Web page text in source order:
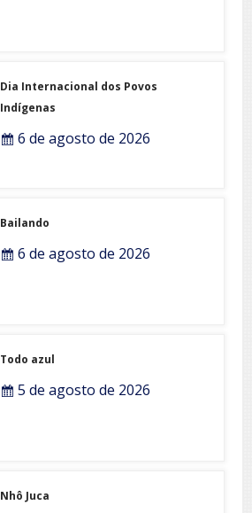
Dia Internacional dos Povos
Indígenas
6 de agosto de 2026
Bailando
6 de agosto de 2026
Todo azul
5 de agosto de 2026
Nhô Juca